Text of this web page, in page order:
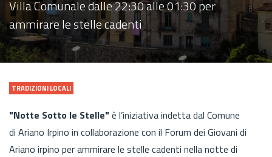
Villa Comunale dalle 22:30 alle 01:30 per
ammirare le stelle cadenti
TRADIZIONI LOCALI
"Notte Sotto le Stelle" è l’iniziativa indetta dal Comune
di Ariano Irpino in collaborazione con il Forum dei Giovani di
Ariano irpino per ammirare le stelle cadenti nella notte di